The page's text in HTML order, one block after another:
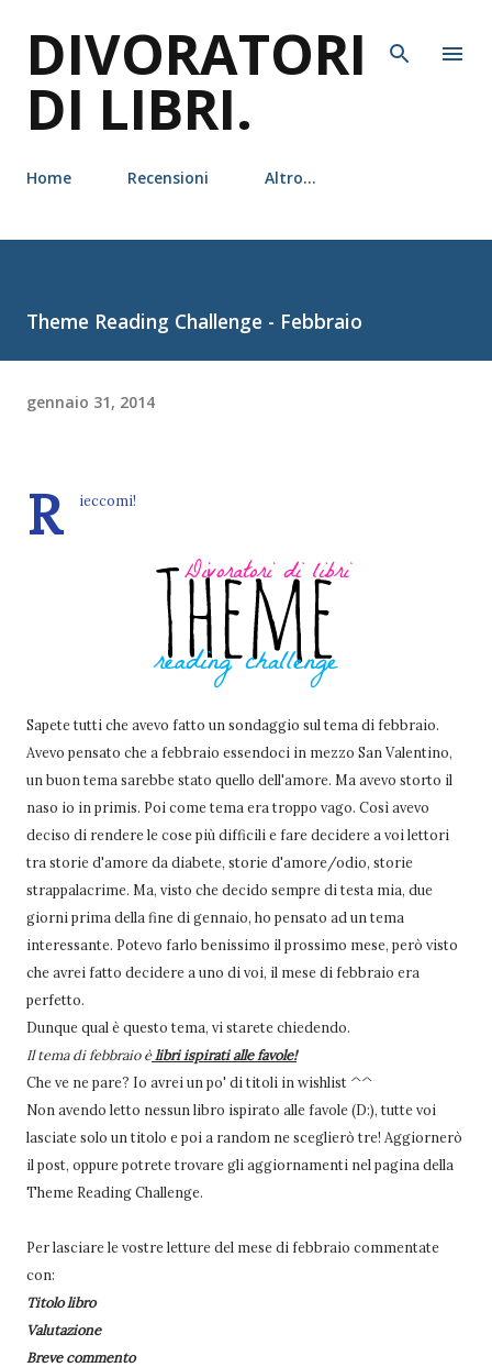
DIVORATORI
DI LIBRI.
Home Recensioni Altro…
Theme Reading Challenge - Febbraio
gennaio 31, 2014
R ieccomi!
Sapete tutti che avevo fatto un sondaggio sul tema di febbraio.
Avevo pensato che a febbraio essendoci in mezzo San Valentino,
un buon tema sarebbe stato quello dell'amore. Ma avevo storto il
naso io in primis. Poi come tema era troppo vago. Così avevo
deciso di rendere le cose più difficili e fare decidere a voi lettori
tra storie d'amore da diabete, storie d'amore/odio, storie
strappalacrime. Ma, visto che decido sempre di testa mia, due
giorni prima della fine di gennaio, ho pensato ad un tema
interessante. Potevo farlo benissimo il prossimo mese, però visto
che avrei fatto decidere a uno di voi, il mese di febbraio era
perfetto.
Dunque qual è questo tema, vi starete chiedendo.
Il tema di febbraio èlibri ispirati alle favole!
Che ve ne pare? Io avrei un po' di titoli in wishlist ^^
Non avendo letto nessun libro ispirato alle favole (D:), tutte voi
lasciate solo un titolo e poi a random ne sceglierò tre! Aggiornerò
il post, oppure potrete trovare gli aggiornamenti nel pagina della
Theme Reading Challenge.
Per lasciare le vostre letture del mese di febbraio commentate
con:
Titolo libro
Valutazione
Breve commento